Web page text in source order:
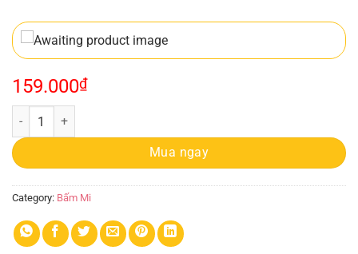
159.000₫
Bấm Mi Góc Oumi Om002 quantity
Mua ngay
Category: Bấm Mi